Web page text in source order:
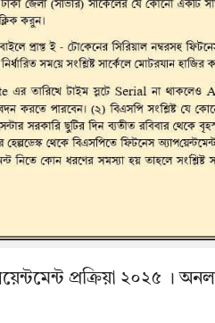
প্রক্রিয়া ২০২৫ ।